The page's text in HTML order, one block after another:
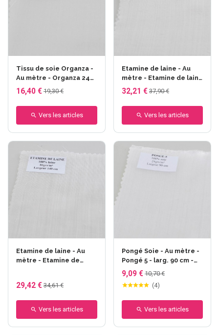
Tissu de soie Organza -
Au mètre - Organza 24
gr - 140 cm
16,40 € 19,30 €
Vers les articles
Etamine de laine - Au
mètre - Etamine de laine
70% soie 30% - larg.140
cm - 65gr/m²
32,21 € 37,90 €
Vers les articles
Etamine de laine - Au
mètre - Etamine de
29,42 € 34,61 €
Vers les articles
Pongé Soie - Au mètre -
Pongé 5 - larg. 90 cm -
24gr/m²
9,09 € 10,70 €
(4)
Vers les articles